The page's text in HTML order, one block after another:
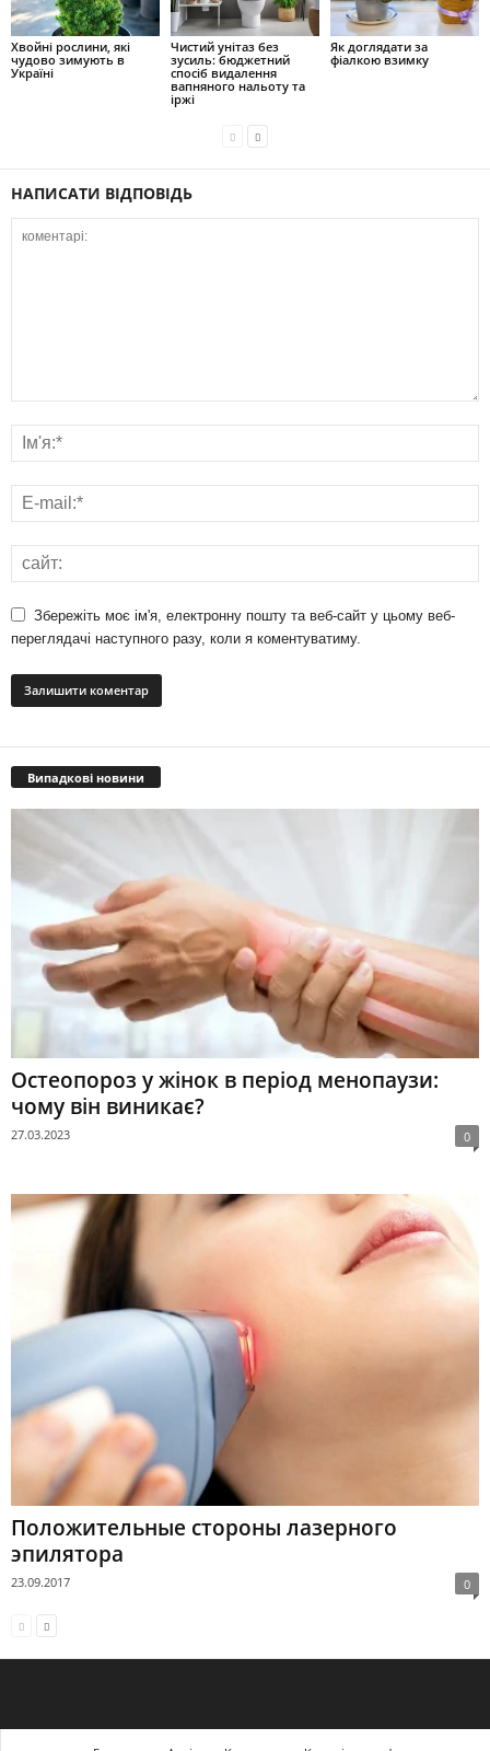
Хвойні рослини, які
чудово зимують в
Україні
Чистий унітаз без
зусиль: бюджетний
спосіб видалення
вапняного нальоту та
іржі
Як доглядати за
фіалкою взимку
НАПИСАТИ ВІДПОВІДЬ
Збережіть моє ім'я, електронну пошту та веб-сайт у цьому веб-
переглядачі наступного разу, коли я коментуватиму.
Випадкові новини
Остеопороз у жінок в період менопаузи:
чому він виникає?
27.03.2023 0
Положительные стороны лазерного
эпилятора
23.09.2017 0